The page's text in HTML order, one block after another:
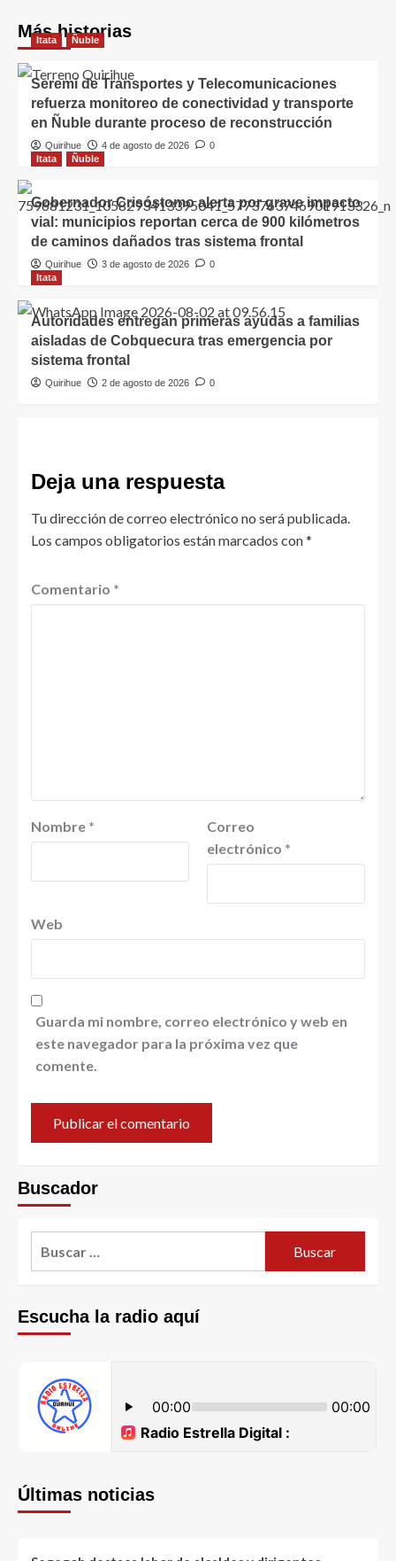
Más historias
Itata Ñuble
Seremi de Transportes y Telecomunicaciones
refuerza monitoreo de conectividad y transporte
en Ñuble durante proceso de reconstrucción
Quirihue 4 de agosto de 2026
0
Itata
Ñuble
Gobernador Crisóstomo alerta por grave impacto
vial: municipios reportan cerca de 900 kilómetros
de caminos dañados tras sistema frontal
Quirihue 3 de agosto de 2026
0
Itata
Autoridades entregan primeras ayudas a familias
aisladas de Cobquecura tras emergencia por
sistema frontal
Quirihue 2 de agosto de 2026 0
Deja una respuesta
Tu dirección de correo electrónico no será publicada.
Los campos obligatorios están marcados con*
Comentario *
Nombre *
Correo
electrónico *
Web
Guarda mi nombre, correo electrónico y web en
este navegador para la próxima vez que
comente.
Buscador
Escucha la radio aquí
Últimas noticias